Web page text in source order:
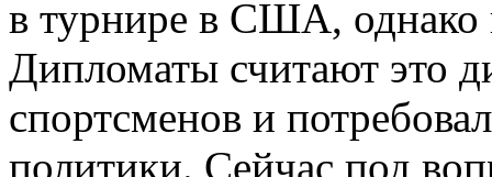
в турнире в США, однако
Дипломаты считают это
спортсменов и
политики. Сейчас под